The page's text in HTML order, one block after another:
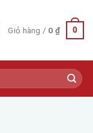
Giỏ hàng / 0 ₫ 0